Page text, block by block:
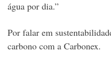
água por dia.”
Por falar em
carbono com a Carbonex.